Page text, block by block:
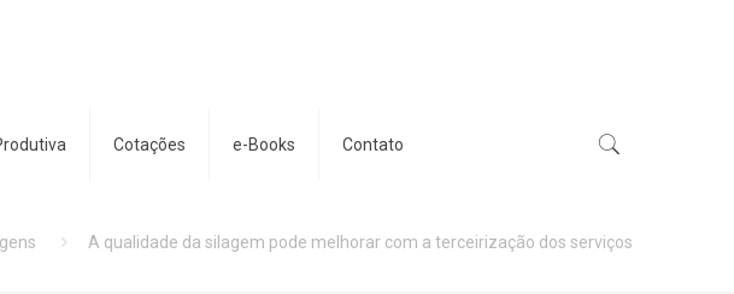
Cotações e-Books Contato
A qualidade da silagem pode melhorar com a terceirização dos serviços